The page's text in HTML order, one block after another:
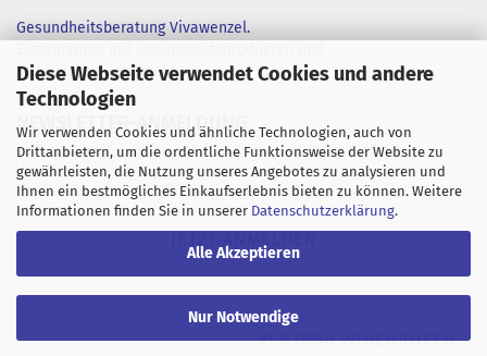
Diese Webseite verwendet Cookies und andere
Technologien
Wir verwenden Cookies und ähnliche Technologien, auch von
Drittanbietern, um die ordentliche Funktionsweise der Website zu
gewährleisten, die Nutzung unseres Angebotes zu analysieren und
Ihnen ein bestmögliches Einkaufserlebnis bieten zu können. Weitere
Informationen finden Sie in unserer Datenschutzerklärung.
Alle Akzeptieren
Nur Notwendige
Gesundheitsberatung Vivawenzel.
Nahrungsergänzungen
NEWSLETTER-ANMELDUNG
VERTRAG WIDERRUFEN